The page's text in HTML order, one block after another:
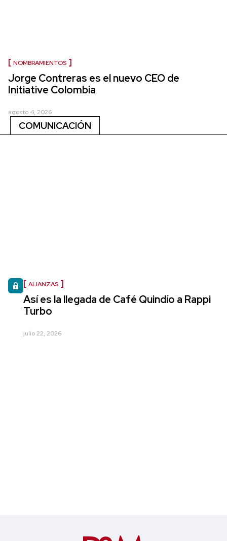
NOMBRAMIENTOS
Jorge Contreras es el nuevo CEO de
Initiative Colombia
agosto 4, 2026
COMUNICACIÓN
ALIANZAS
Así es la llegada de Café Quindío a Rappi
Turbo
julio 22, 2026